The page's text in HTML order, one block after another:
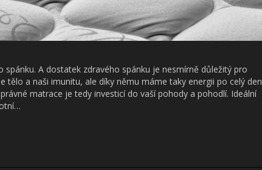
spánku. A dostatek zdravého spánku je nesmírně důležitý pro
tělo a naši imunitu, ale díky němu máme taky energii po celý den
matrace je tedy investicí do vaší pohody a pohodlí. Ideální